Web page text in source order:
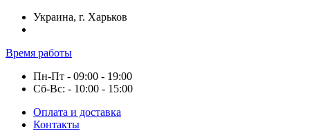
Украина, г. Харьков
Время работы
Пн-Пт - 09:00 - 19:00
Сб-Вс: - 10:00 - 15:00
Оплата и доставка
Контакты